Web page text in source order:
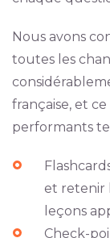
Nous avons
toutes les
française, et
performants
et retenir
leçons
Check-